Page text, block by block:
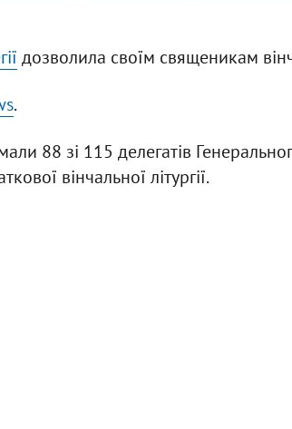
дозволила своїм священикам
.
88 зі 115 делегатів
вінчальної літургії.